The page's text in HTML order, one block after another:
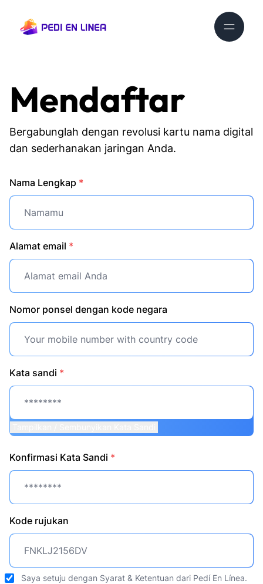
Mendaftar
Bergabunglah dengan revolusi kartu nama digital
dan sederhanakan jaringan Anda.
Nama Lengkap *
Alamat email *
Nomor ponsel dengan kode negara
Kata sandi *
Konfirmasi Kata Sandi *
Kode rujukan
Saya setuju dengan Syarat & Ketentuan dari Pedí En Línea.